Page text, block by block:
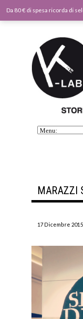
MARAZZI
17 Dicembre 2015
Da 80 € di spesa ricorda di